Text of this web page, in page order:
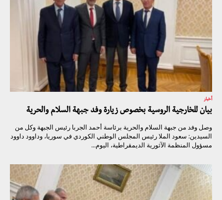
أخبار
بيان للخارجية الروسية بخصوص زيارة وفد جبهة السلام والحرية
وصل وفد من جبهة السلام والحرية برئاسة أحمد الجربا رئيس الجبهة وكل من
السيدين: سعود الملا رئيس المجلس الوطني الكوردي في سوريا، وداوود داوود
مسؤول المنظمة الآثورية الديمقراطية، اليوم...